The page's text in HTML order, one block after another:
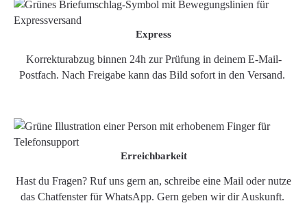
Express
Korrekturabzug binnen 24h zur Prüfung in deinem E-Mail-
Postfach. Nach Freigabe kann das Bild sofort in den Versand.
Erreichbarkeit
Hast du Fragen? Ruf uns gern an, schreibe eine Mail oder nutze
das Chatfenster für WhatsApp. Gern geben wir dir Auskunft.